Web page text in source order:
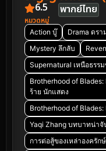
6.5 พากย์ไทย
หมวดหมู่
Action บู๊ Drama ดรา
Mystery ลึกลับ
Supernatural เหนือธรร
Brotherhood of
ร้าย นักแสดง
Brotherhood of Blades:
Yaqi Zhang บทบาทน่าจั
การต่อสู้ของเหล่าองครัก